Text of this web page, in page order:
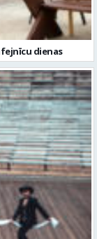
vasaras teātra